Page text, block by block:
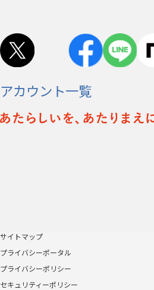
アカウント一覧
サイトマップ
プライバシーポータル
プライバシーポリシー
セキュリティーポリシー